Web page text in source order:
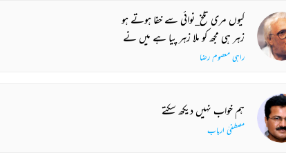
کیوں مری تلخ_نوائی سے خفا ہوتے ہو
زہر ہی مجھ کو ملا زہر پیا ہے میں نے
راہی معصوم رضا
ہم خواب نہیں دیکھ سکتے
مصطفیٰ ارباب